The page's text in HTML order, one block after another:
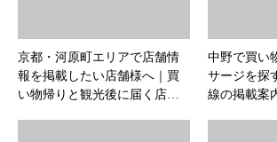
京都・河原町エリアで店舗情
報を掲載したい店舗様へ｜買
い物帰りと観光後に届く店…
中野で買い
サージを探
線の掲載案